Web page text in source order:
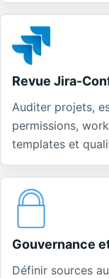
Revue Jira-
Auditer projets,
permissions,
templates et
Gouvernance
Définir sources